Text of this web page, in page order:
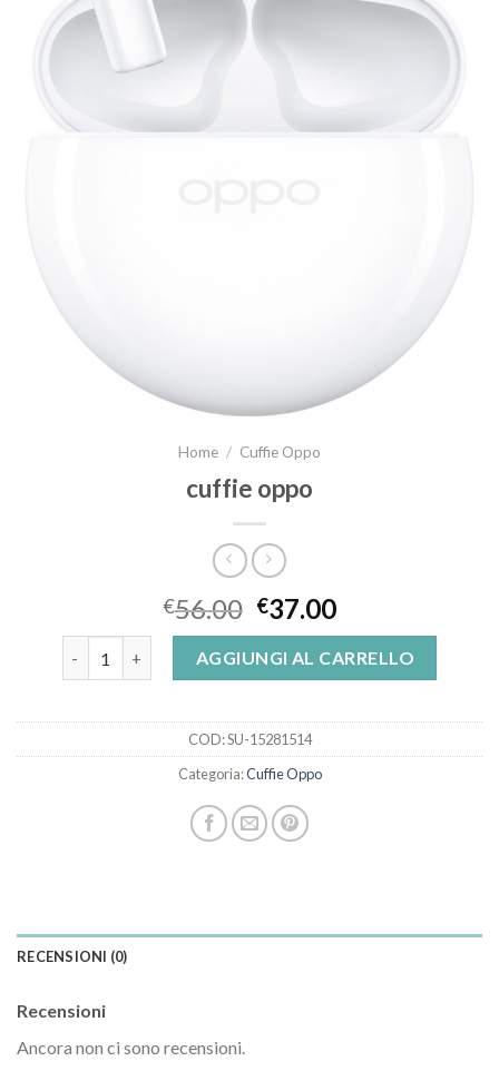
Home / Cuffie Oppo
cuffie oppo
€56.00 €37.00
AGGIUNGI AL CARRELLO
COD:SU-15281514
Categoria:Cuffie Oppo
RECENSIONI (0)
Recensioni
Ancora non ci sono recensioni.